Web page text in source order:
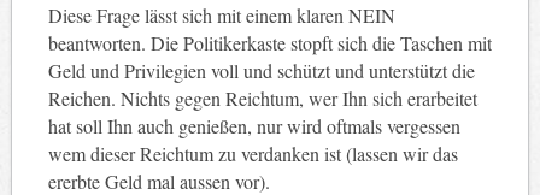
Diese Frage lässt sich mit einem klaren NEIN
beantworten. Die Politikerkaste stopft sich die Taschen mit
Geld und Privilegien voll und schützt und unterstützt die
Reichen. Nichts gegen Reichtum, wer Ihn sich erarbeitet
hat soll Ihn auch genießen, nur wird oftmals vergessen
wem dieser Reichtum zu verdanken ist (lassen wir das
ererbte Geld mal aussen vor).